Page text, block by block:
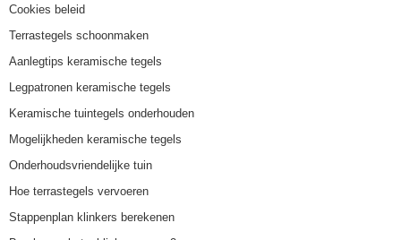
Cookies beleid
Terrastegels schoonmaken
Aanlegtips keramische tegels
Legpatronen keramische tegels
Keramische tuintegels onderhouden
Mogelijkheden keramische tegels
Onderhoudsvriendelijke tuin
Hoe terrastegels vervoeren
Stappenplan klinkers berekenen